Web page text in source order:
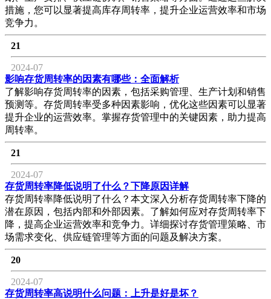
措施，您可以显著提高库存周转率，提升企业运营效率和市场
竞争力。
21
2024-07
影响存货周转率的因素有哪些：全面解析
了解影响存货周转率的因素，包括采购管理、生产计划和销售
预测等。存货周转率受多种因素影响，优化这些因素可以显著
提升企业的运营效率。掌握存货管理中的关键因素，助力提高
周转率。
21
2024-07
存货周转率降低说明了什么？下降原因详解
存货周转率降低说明了什么？本文深入分析存货周转率下降的
潜在原因，包括内部和外部因素。了解如何应对存货周转率下
降，提高企业运营效率和竞争力。详细探讨存货管理策略、市
场需求变化、供应链管理等方面的问题及解决方案。
20
2024-07
存货周转率高说明什么问题：上升是好是坏？